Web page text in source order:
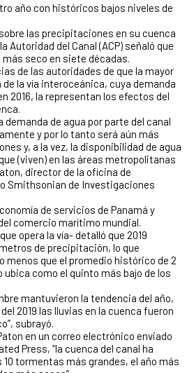
año con históricos bajos niveles de
las precipitaciones en su cuenca
Autoridad del Canal (ACP) señaló que
seco en siete décadas.
de las autoridades de que la mayor
la vía interoceánica, cuya demanda
2016, la representan los efectos del
demanda de agua por parte del canal
y por lo tanto será aún más
y, a la vez, la disponibilidad de agua
(viven) en las áreas metropolitanas
director de la oficina de
Smithsonian de Investigaciones
de servicios de Panamá y
comercio marítimo mundial.
opera la vía- detalló que 2019
de precipitación, lo que
menos que el promedio histórico de 2
ubica como el quinto más bajo de los
mantuvieron la tendencia del año,
2019 las lluvias en la cuenca fueron
subrayó.
en un correo electrónico enviado
Press, “la cuenca del canal ha
tormentas más grandes, el año más